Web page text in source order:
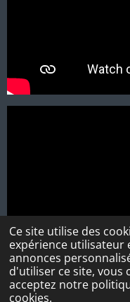
Ce site utilise des
expérience utilisateur
annonces
d'utiliser ce site, vous
acceptez notre
cookies.